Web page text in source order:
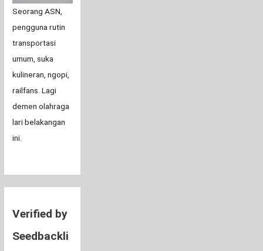
Seorang ASN,
pengguna rutin
transportasi
umum, suka
kulineran, ngopi,
railfans. Lagi
demen olahraga
lari belakangan
ini.
Verified by
Seedbackli